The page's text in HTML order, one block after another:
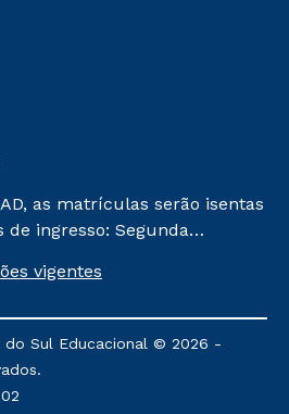
as matrículas serão isentas
ingresso: Segunda
de matrícula será de R$
aos cursos: Ensino
a Docência e Metodologia
Atuais.
vigentes
do Sul Educacional © 2026 -